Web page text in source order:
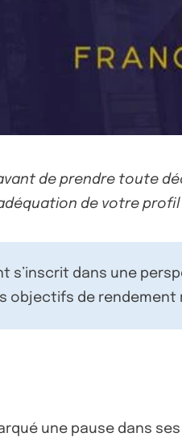
de prendre toute
de votre
dans une
objectifs de
une pause dans